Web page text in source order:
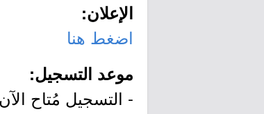
الإعلان:
اضغط هنا
موعد التسجيل: